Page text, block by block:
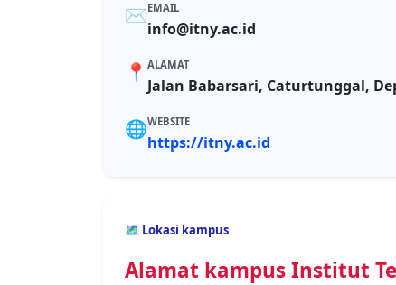
✉️EMAIL
info@itny.ac.id
📍 ALAMAT
Jalan Babarsari, Caturtunggal,
🌐WEBSITE
https://itny.ac.id
🗺️ Lokasi kampus
Alamat kampus Institut